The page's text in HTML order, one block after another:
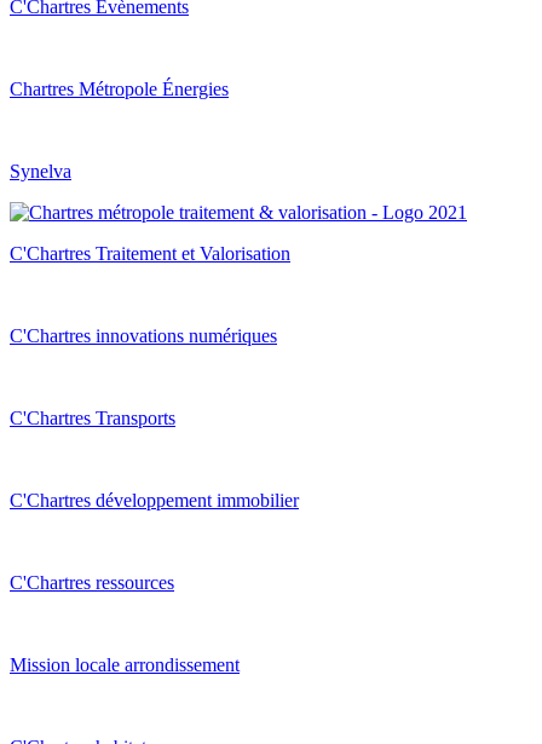
C'Chartres Évènements
Chartres Métropole Énergies
Synelva
C'Chartres Traitement et Valorisation
C'Chartres innovations numériques
C'Chartres Transports
C'Chartres développement immobilier
C'Chartres ressources
Mission locale arrondissement